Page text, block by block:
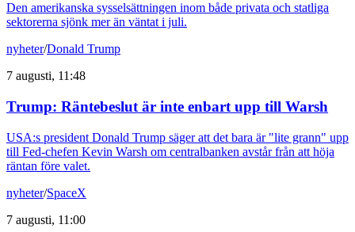
Den amerikanska sysselsättningen inom både privata och statliga
sektorerna sjönk mer än väntat i juli.
nyheter/Donald Trump
7 augusti, 11:48
Trump: Räntebeslut är inte enbart upp till Warsh
USA:s president Donald Trump säger att det bara är "lite grann" upp
till Fed-chefen Kevin Warsh om centralbanken avstår från att höja
räntan före valet.
nyheter/SpaceX
7 augusti, 11:00